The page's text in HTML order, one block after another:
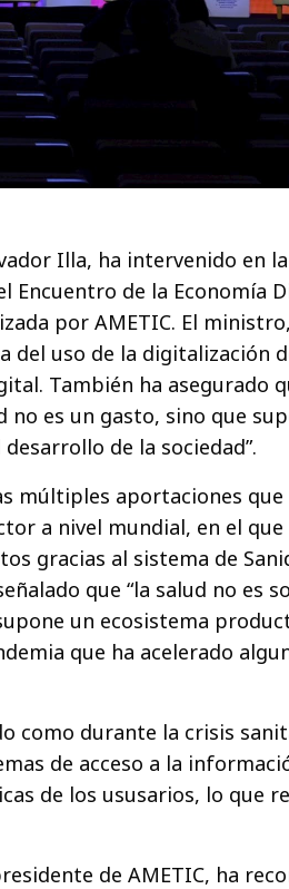
Illa, ha intervenido en
Encuentro de la Economía
por AMETIC. El
del uso de la digitalización
También ha asegurado
no es un gasto, sino que
de la sociedad”.
múltiples aportaciones que
a nivel mundial, en el que
gracias al sistema de
que “la salud no es
un ecosistema
que ha acelerado
como durante la crisis
de acceso a la
de los ususarios, lo que
de AMETIC, ha